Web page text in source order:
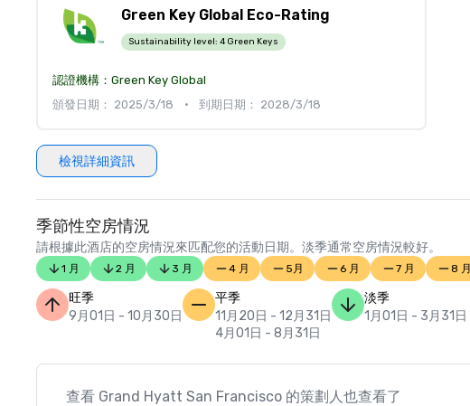
Green Key Global Eco-Rating
Sustainability level: 4 Green Keys
認證機構： Green Key Global
頒發日期： 2025/3/18
• 到期日期： 2028/3/18
檢視詳細資訊
季節性空房情況
請根據此酒店的空房情況來匹配您的活動日期。淡季通常空房情況較好。
1 月 2 月 3 月 4 月 5月 6 月 7 月 8 月
旺季
9月01日 - 10月30日
平季
11月20日 - 12月31日
4月01日 - 8月31日
淡季
1月01日 - 3月31日
查看 Grand Hyatt San Francisco 的策劃人也查看了